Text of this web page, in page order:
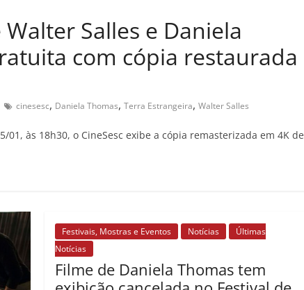
Salles e Daniela
com cópia restaurada
cinesesc, Daniela Thomas, Terra Estrangeira, Walter Salles
às 18h30, o CineSesc exibe a cópia remasterizada em 4K de
Festivais, Mostras e Eventos Notícias
Últimas
Notícias
Filme de Daniela Thomas tem